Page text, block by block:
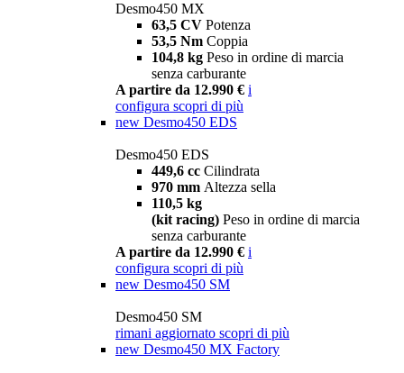
Desmo450 MX
63,5 CV Potenza
53,5 Nm Coppia
104,8 kg Peso in ordine di marcia
senza carburante
A partire da 12.990 € i
configura scopri di più
new Desmo450 EDS
Desmo450 EDS
449,6 cc Cilindrata
970 mm Altezza sella
110,5 kg
(kit racing) Peso in ordine di marcia
senza carburante
A partire da 12.990 € i
configura scopri di più
new Desmo450 SM
Desmo450 SM
rimani aggiornato scopri di più
new Desmo450 MX Factory